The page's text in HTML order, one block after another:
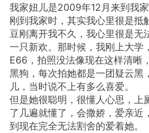
我家妞儿是2009年12月来到我家
刚到我家时，其实我心里很是抵
豆刚离开我不久，我心里很是无
一只新欢。那时候，我刚上大学
E66，拍照没法像现在这样清晰
黑狗，每次拍她都是一团疑云黑
儿，当时说不上有多么喜爱。
但是她很聪明，很懂人心思，上
了几遍就懂了，会撒娇，爱亲近
到现在完全无法割舍的爱着她。